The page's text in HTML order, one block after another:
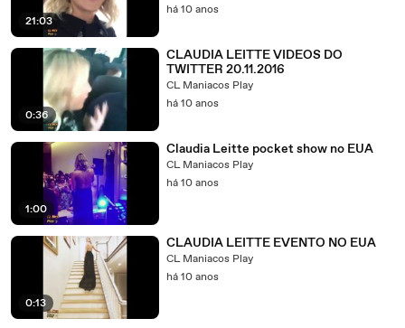
21:03
há 10 anos
0:36
CLAUDIA LEITTE VIDEOS DO
TWITTER 20.11.2016
CL Maniacos Play
há 10 anos
1:00
Claudia Leitte pocket show no EUA
CL Maniacos Play
há 10 anos
0:13
CLAUDIA LEITTE EVENTO NO EUA
CL Maniacos Play
há 10 anos